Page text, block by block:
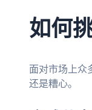
如何
面对市场上众
还是糟心。